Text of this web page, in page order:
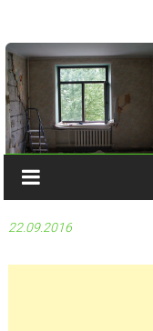
22.09.2016